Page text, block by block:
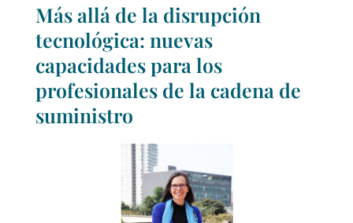
Más allá de la disrupción
tecnológica: nuevas
capacidades para los
profesionales de la cadena de
suministro